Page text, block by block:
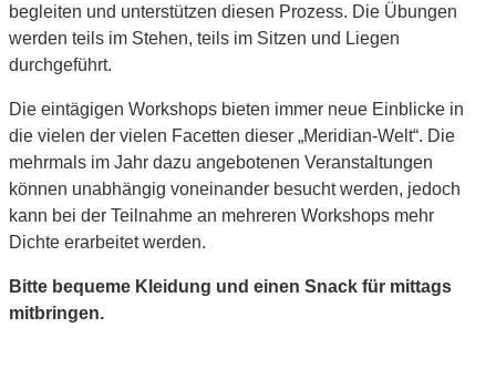
begleiten und unterstützen diesen Prozess. Die Übungen
werden teils im Stehen, teils im Sitzen und Liegen
durchgeführt.
Die eintägigen Workshops bieten immer neue Einblicke in
die vielen der vielen Facetten dieser „Meridian-Welt“. Die
mehrmals im Jahr dazu angebotenen Veranstaltungen
können unabhängig voneinander besucht werden, jedoch
kann bei der Teilnahme an mehreren Workshops mehr
Dichte erarbeitet werden.
Bitte bequeme Kleidung und einen Snack für mittags
mitbringen.